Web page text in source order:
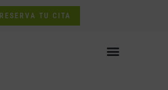
RESERVA TU CITA